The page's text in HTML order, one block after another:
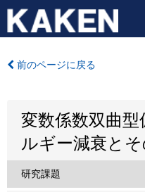
前のページに戻る
変数係数双曲
ルギー減衰と
研究課題